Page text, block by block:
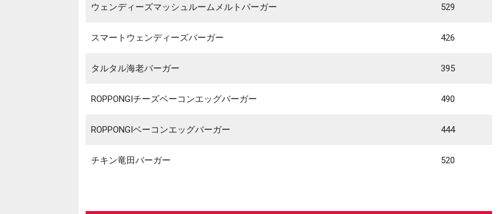
ウェンディーズマッシュルームメルトバーガー 529
スマートウェンディーズバーガー 426
タルタル海老バーガー 395
ROPPONGIチーズベーコンエッグバーガー 490
ROPPONGIベーコンエッグバーガー 444
チキン竜田バーガー 520